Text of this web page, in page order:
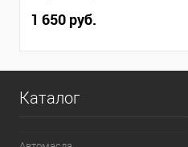
1 650 руб.
Каталог